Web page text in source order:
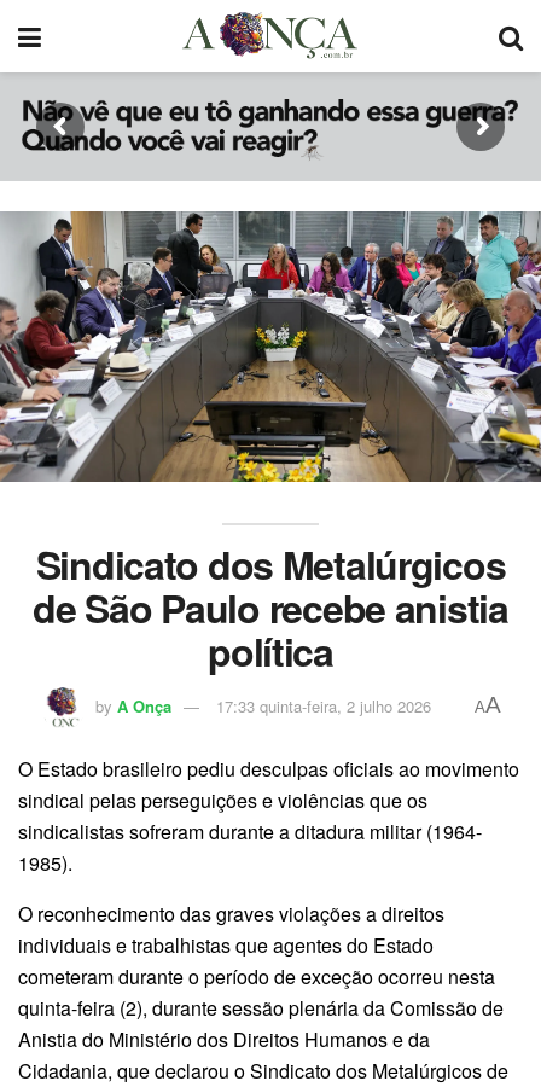
Sindicato dos Metalúrgicos
de São Paulo recebe anistia
política
by A Onça 17:33 quinta-feira, 2 julho 2026 AA
O Estado brasileiro pediu desculpas oficiais ao movimento
sindical pelas perseguições e violências que os
sindicalistas sofreram durante a ditadura militar (1964-
1985).
O reconhecimento das graves violações a direitos
individuais e trabalhistas que agentes do Estado
cometeram durante o período de exceção ocorreu nesta
quinta-feira (2), durante sessão plenária da Comissão de
Anistia do Ministério dos Direitos Humanos e da
Cidadania, que declarou o Sindicato dos Metalúrgicos de